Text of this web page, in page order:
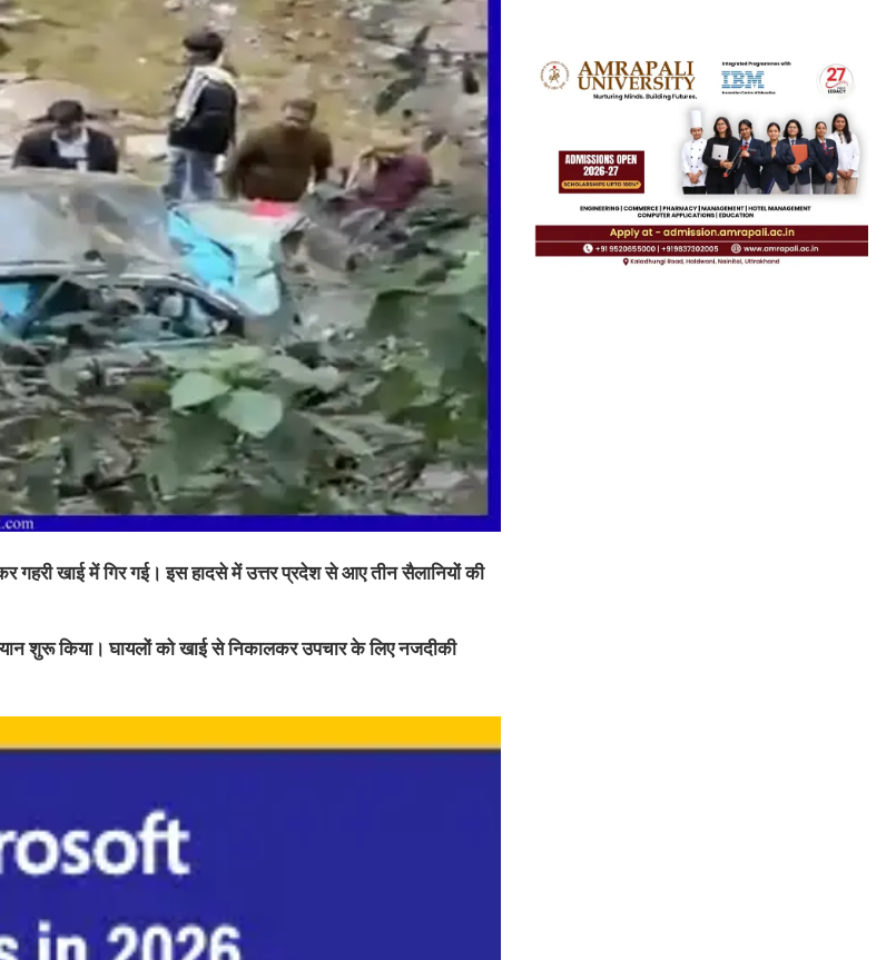
गहरी खाई में गिर गई। इस हादसे में उत्तर प्रदेश से आए तीन सैलानियों की
शुरू किया। घायलों को खाई से निकालकर उपचार के लिए नजदीकी